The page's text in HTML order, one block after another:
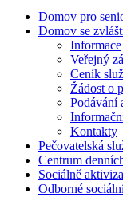
Domov pro
Domov se
Informace
Veřejný
Ceník
Žádost o
Podávání
Kontakty
Pečovatelská
Centrum
Sociálně
Odborné